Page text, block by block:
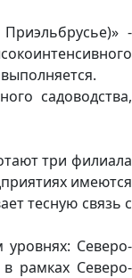
-
садоводства,
три филиала
имеются
тесную связь с
Северо-
рамках Северо-